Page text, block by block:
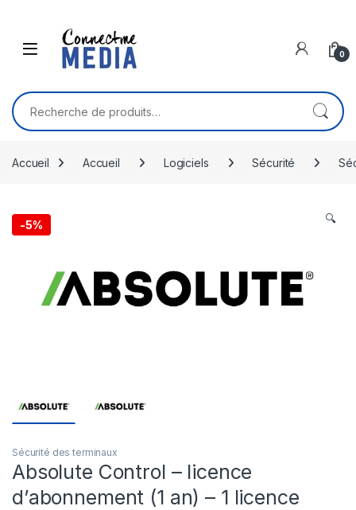
0
Recherche pour :
Accueil Accueil Logiciels Sécurité
-5% 🔍
Sécurité des terminaux
Absolute Control – licence
d’abonnement (1 an) – 1 licence